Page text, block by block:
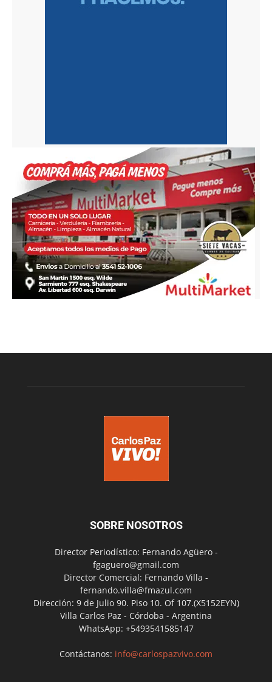
SOBRE NOSOTROS
Director Periodístico: Fernando Agüero -
fgaguero@gmail.com
Director Comercial: Fernando Villa -
fernando.villa@fmazul.com
Dirección: 9 de Julio 90. Piso 10. Of 107.(X5152EYN)
Villa Carlos Paz - Córdoba - Argentina
WhatsApp: +5493541585147
Contáctanos: info@carlospazvivo.com